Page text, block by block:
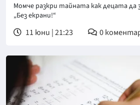
Момче разкри тайната как децата да
„Без екрани!“
11 юни | 21:23 0